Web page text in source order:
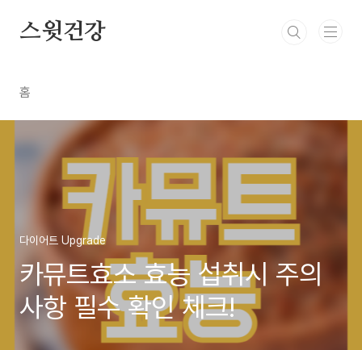
스윗건강
홈
다이어트 Upgrade
카뮤트효소 효능 섭취시 주의
사항 필수 확인 체크!